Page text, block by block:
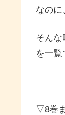
なのに
そんな
を一覧
▽8巻